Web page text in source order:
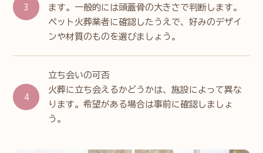
ます。一般的には頭蓋骨の大きさで判断します。
ペット火葬業者に確認したうえで、好みのデザイ
ンや材質のものを選びましょう。
立ち会いの可否
火葬に立ち会えるかどうかは、施設によって異な
ります。希望がある場合は事前に確認しましょ
う。